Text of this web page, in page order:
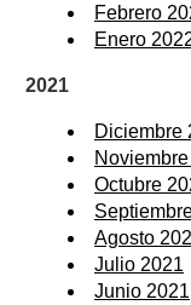
Febrero
Enero
2021
Diciembre
Octubre
Agosto
Julio 2021
Junio 2021